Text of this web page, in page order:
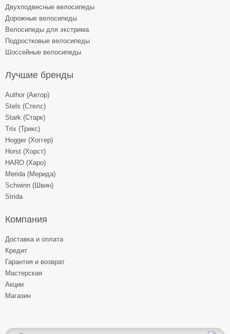
Двухподвесные велосипеды
Дорожные велосипеды
Велосипеды для экстрима
Подростковые велосипеды
Шоссейные велосипеды
Лучшие бренды
Author (Автор)
Stels (Стелс)
Stark (Старк)
Trix (Трикс)
Hogger (Хоггер)
Horst (Хорст)
HARO (Харо)
Merida (Мерида)
Schwinn (Швин)
Strida
Компания
Доставка и оплата
Кредит
Гарантия и возврат
Мастерская
Акции
Магазин